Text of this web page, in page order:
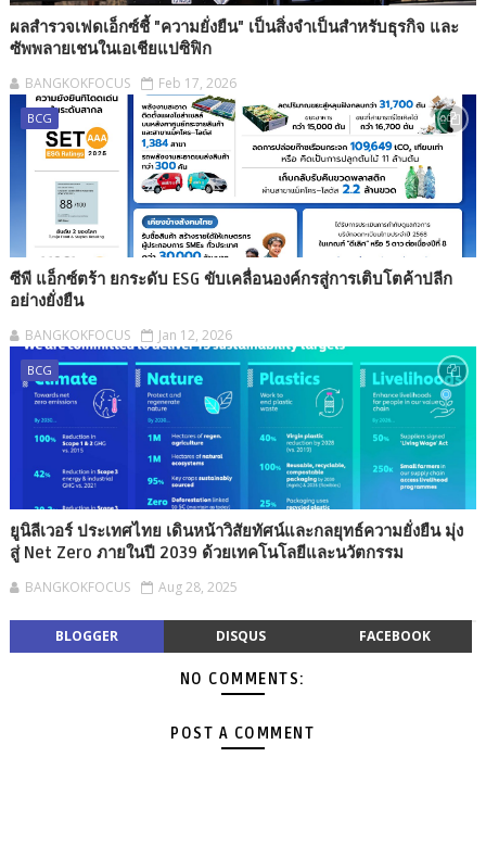
ผลสำรวจเฟดเอ็กซ์ชี้ "ความยั่งยืน" เป็นสิ่งจำเป็นสำหรับธุรกิจ และ
ซัพพลายเชนในเอเชียแปซิฟิก
BANGKOKFOCUS Feb 17, 2026
BCG
ซีพี แอ็กซ์ตร้า ยกระดับ ESG ขับเคลื่อนองค์กรสู่การเติบโตค้าปลีก
อย่างยั่งยืน
BANGKOKFOCUS Jan 12, 2026
BCG
ยูนิลีเวอร์ ประเทศไทย เดินหน้าวิสัยทัศน์และกลยุทธ์ความยั่งยืน มุ่ง
สู่ Net Zero ภายในปี 2039 ด้วยเทคโนโลยีและนวัตกรรม
BANGKOKFOCUS Aug 28, 2025
BLOGGER DISQUS FACEBOOK
NO COMMENTS:
POST A COMMENT